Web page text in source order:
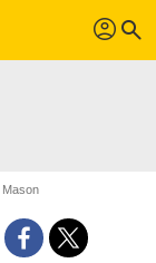
profil search
Mason